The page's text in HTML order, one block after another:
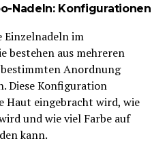
Nadeln: Konfigurationen
Einzelnadeln im
bestehen aus mehreren
Anordnung
Diese Konfiguration
Haut eingebracht wird, wie
und wie viel Farbe auf
kann.